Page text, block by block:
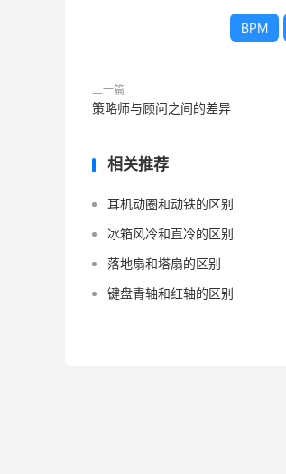
BPM
上一篇
策略师与顾问之间的差异
相关推荐
耳机动圈和动铁的区别
冰箱风冷和直冷的区别
落地扇和塔扇的区别
键盘青轴和红轴的区别